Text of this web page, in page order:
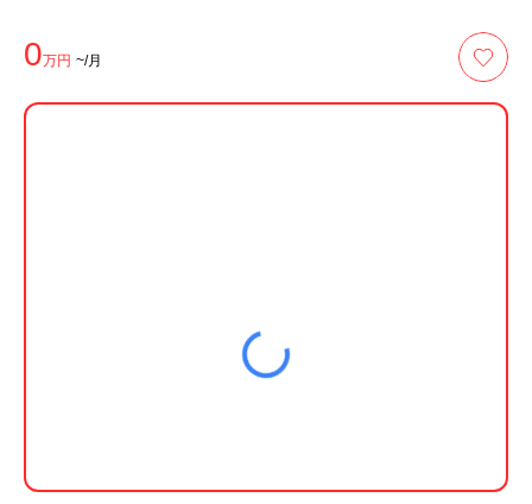
0万円 ~/月